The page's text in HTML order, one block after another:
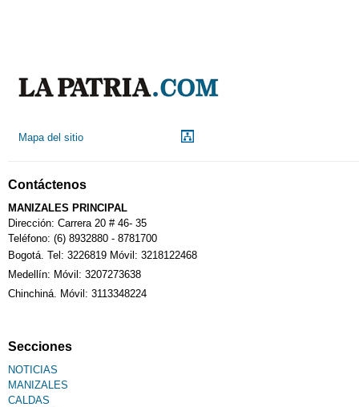
Calendario Tributario
Sudoku
Mapa del sitio
Contáctenos
MANIZALES PRINCIPAL
Dirección: Carrera 20 # 46- 35
Teléfono: (6) 8932880 - 8781700
Bogotá. Tel: 3226819 Móvil: 3218122468
Medellín: Móvil: 3207273638
Chinchiná. Móvil: 3113348224
Secciones
NOTICIAS
MANIZALES
CALDAS